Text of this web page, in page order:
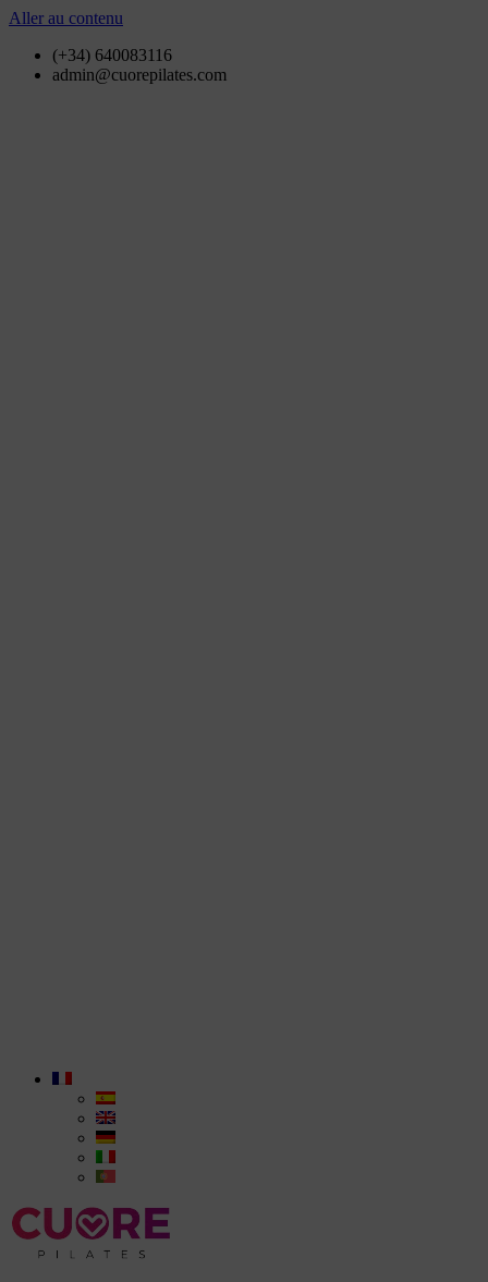
Aller au contenu
(+34) 640083116
admin@cuorepilates.com